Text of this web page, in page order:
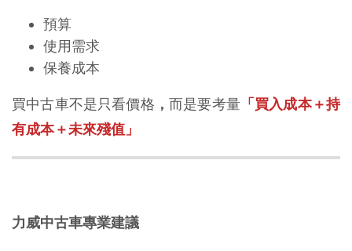
預算
使用需求
保養成本
買中古車不是只看價格 ，而是要考量「買入成本＋持
有成本＋未來殘值」
力威中古車專業建議